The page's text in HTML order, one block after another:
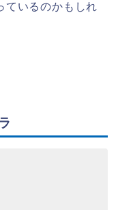
ているのかもしれ